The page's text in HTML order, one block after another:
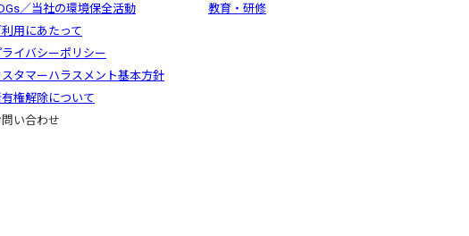
／当社の環境保全活動
利用にあたって
ライバシーポリシー
スタマーハラスメント基本方針
権解除について
問い合わせ
教育・研修